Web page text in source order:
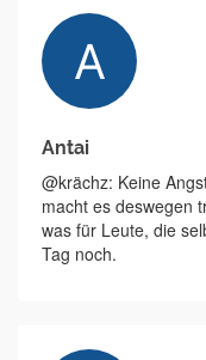
Antai
@krächz: Keine
macht es deswegen
was für Leute, die
Tag noch.